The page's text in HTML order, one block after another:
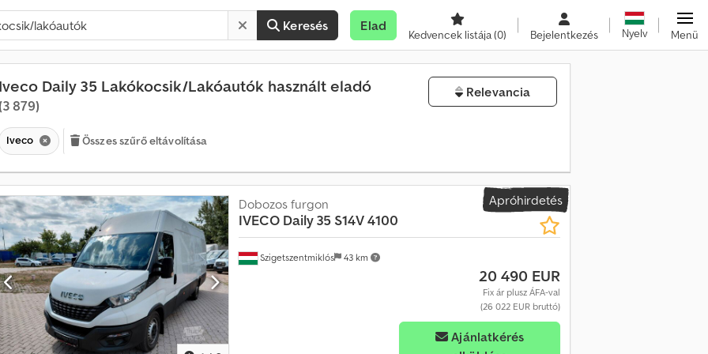
Keresés Elad
Kedvencek listája(0) Bejelentkezés Nyelv Menü
Iveco Daily 35 Lakókocsik/Lakóautók használt eladó
879)
Relevancia
Iveco Összes szűrő eltávolítása
Apróhirdetés
Szigetszentmiklós 43 km
Dobozos furgon
IVECO Daily 35 S14V 4100
20 490 EUR
Fix ár plusz ÁFA-val
(26 022 EUR bruttó)
Ajánlatkérés